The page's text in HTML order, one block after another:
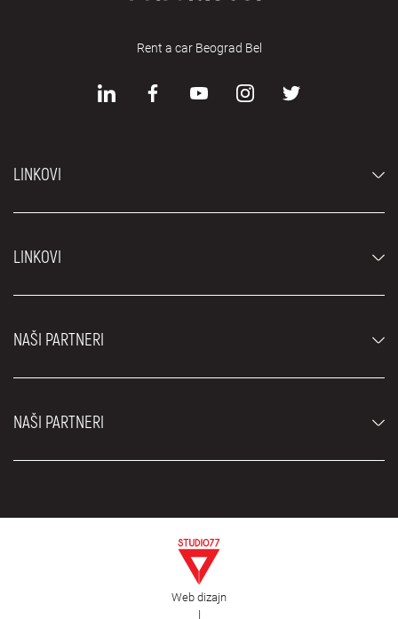
Rent a car Beograd Bel
LINKOVI
Luksuzni automobili
Cene
LINKOVI
Blog
O nama
NAŠI PARTNERI
Rent a car Beograd Royal
NAŠI PARTNERI
EDePro
Web dizajn
|